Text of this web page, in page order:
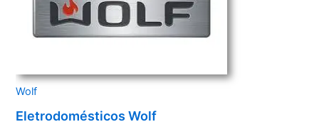
Wolf
Eletrodomésticos Wolf